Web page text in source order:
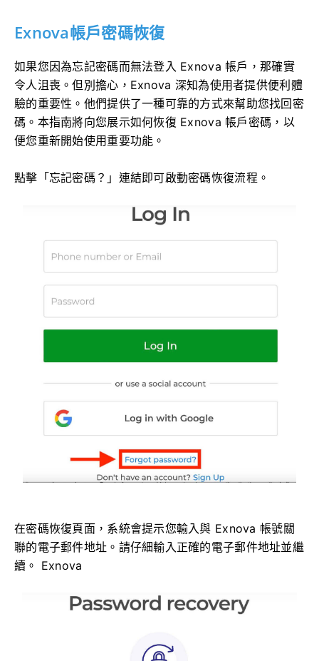
Exnova帳戶密碼恢復
如果您因為忘記密碼而無法登入 Exnova 帳戶，那確實
令人沮喪。但別擔心，Exnova 深知為使用者提供便利體
驗的重要性。他們提供了一種可靠的方式來幫助您找回密
碼。本指南將向您展示如何恢復 Exnova 帳戶密碼，以
便您重新開始使用重要功能。
點擊「忘記密碼？」連結即可啟動密碼恢復流程。
在密碼恢復頁面，系統會提示您輸入與 Exnova 帳號關
聯的電子郵件地址。請仔細輸入正確的電子郵件地址並繼
續。 Exnova